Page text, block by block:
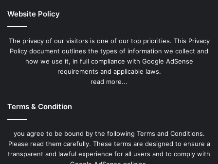
Website Policy
The privacy of our visitors is one of our top priorities. This Privacy
Policy document outlines the types of information we collect and
how we use it, in full compliance with Google AdSense
requirements and applicable laws.
read more...
Terms & Condition
you agree to be bound by the following Terms and Conditions.
Please read them carefully. These terms are designed to ensure a
transparent and lawful experience for all users and to comply with